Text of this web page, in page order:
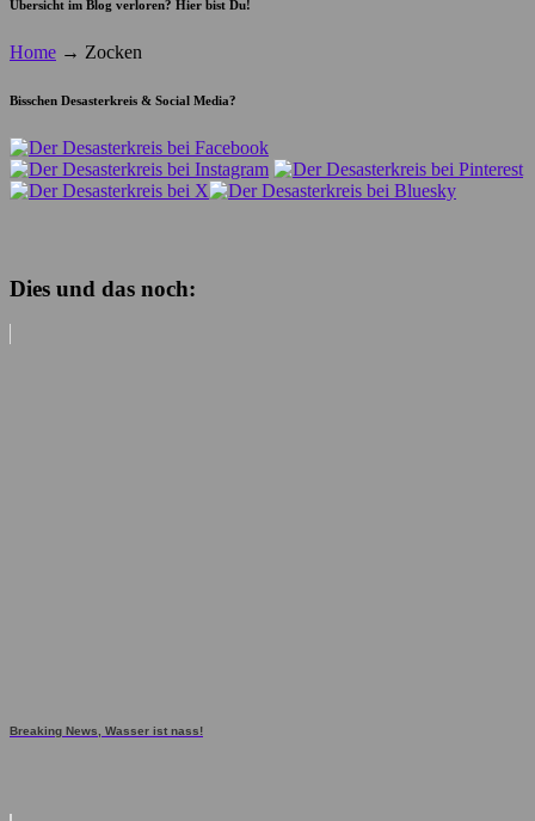
Übersicht im Blog verloren? Hier bist Du!
Home → Zocken
Bisschen Desasterkreis & Social Media?
Dies und das noch:
Breaking News, Wasser ist nass!